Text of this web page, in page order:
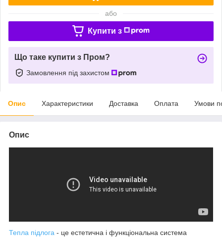
або
Купити з
Що таке купити з Пром?
Замовлення під захистом
Опис Характеристики Доставка Оплата Умови
Опис
Тепла підлога - це естетична і функціональна система